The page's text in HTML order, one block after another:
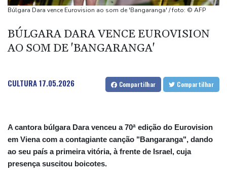
EUA por caso envolvendo menores nas redes
petróleo
Governo e oposição iniciam diálogo com vistas a uma transição
Manifestantes entram em confronto com polícia na Argentina por
projeto de lei em favor da propriedade privada
Búlgara Dara vence Eurovision ao som de 'Bangaranga' / foto: © AFP
BÚLGARA DARA VENCE EUROVISION
AO SOM DE 'BANGARANGA'
CULTURA17.05.2026 Compartilhar Compartilhar
A cantora búlgara Dara venceu a 70ª edição do Eurovision
em Viena com a contagiante canção "Bangaranga", dando
ao seu país a primeira vitória, à frente de Israel, cuja
presença suscitou boicotes.